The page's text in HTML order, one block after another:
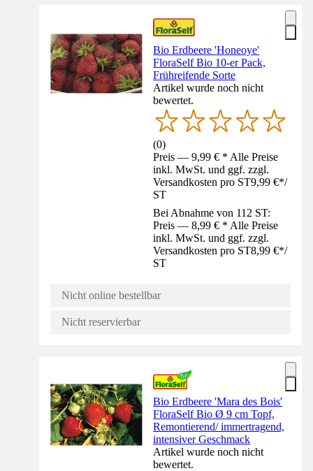
Bio Erdbeere 'Honeoye'
FloraSelf Bio 10-er Pack,
Frühreifende Sorte
Artikel wurde noch nicht
bewertet.
(0)
Preis — 9,99 € * Alle Preise
inkl. MwSt. und ggf. zzgl.
Versandkosten pro ST9,99 €*/
ST
Bei Abnahme von 112 ST:
Preis — 8,99 € * Alle Preise
inkl. MwSt. und ggf. zzgl.
Versandkosten pro ST8,99 €*/
ST
Nicht online bestellbar
Nicht reservierbar
Bio Erdbeere 'Mara des Bois'
FloraSelf Bio Ø 9 cm Topf,
Remontierend/ immertragend,
intensiver Geschmack
Artikel wurde noch nicht
bewertet.